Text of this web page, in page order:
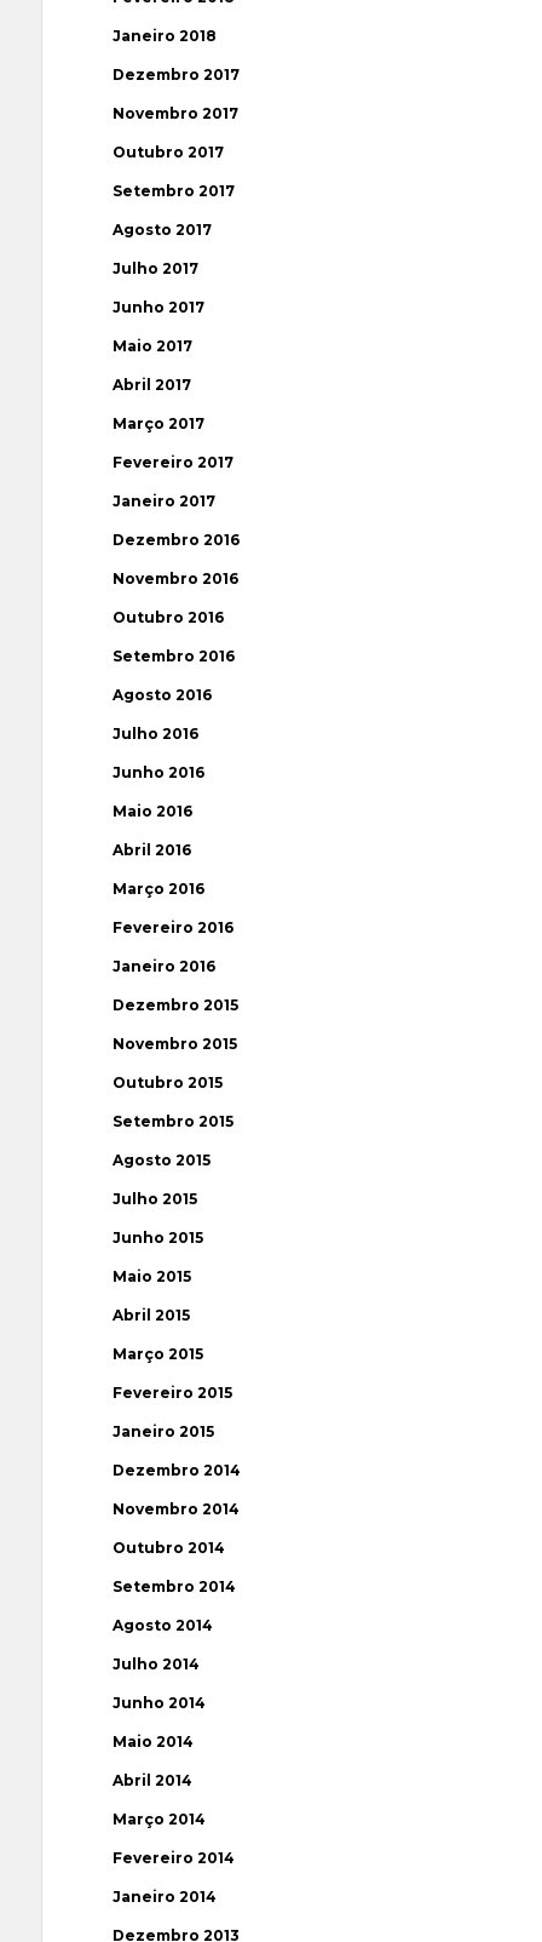
Janeiro 2018
Dezembro 2017
Novembro 2017
Outubro 2017
Setembro 2017
Agosto 2017
Julho 2017
Junho 2017
Maio 2017
Abril 2017
Março 2017
Fevereiro 2017
Janeiro 2017
Dezembro 2016
Novembro 2016
Outubro 2016
Setembro 2016
Agosto 2016
Julho 2016
Junho 2016
Maio 2016
Abril 2016
Março 2016
Fevereiro 2016
Janeiro 2016
Dezembro 2015
Novembro 2015
Outubro 2015
Setembro 2015
Agosto 2015
Julho 2015
Junho 2015
Maio 2015
Abril 2015
Março 2015
Fevereiro 2015
Janeiro 2015
Dezembro 2014
Novembro 2014
Outubro 2014
Setembro 2014
Agosto 2014
Julho 2014
Junho 2014
Maio 2014
Abril 2014
Março 2014
Fevereiro 2014
Janeiro 2014
Dezembro 2013